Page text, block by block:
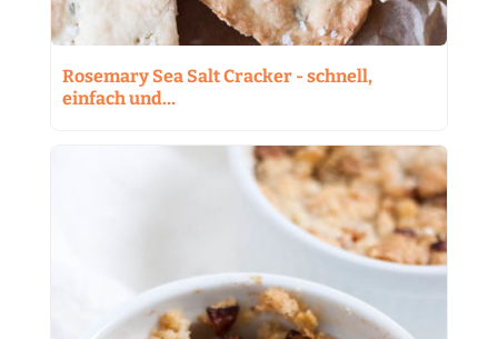
Rosemary Sea Salt Cracker - schnell,
einfach und…